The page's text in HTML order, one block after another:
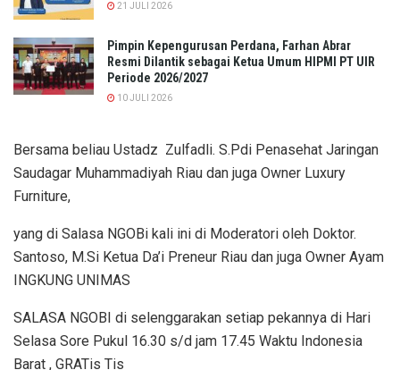
21 JULI 2026
Pimpin Kepengurusan Perdana, Farhan Abrar
Resmi Dilantik sebagai Ketua Umum HIPMI PT UIR
Periode 2026/2027
10 JULI 2026
Bersama beliau Ustadz Zulfadli. S.Pdi Penasehat Jaringan
Saudagar Muhammadiyah Riau dan juga Owner Luxury
Furniture,
yang di Salasa NGOBi kali ini di Moderatori oleh Doktor.
Santoso, M.Si Ketua Da’i Preneur Riau dan juga Owner Ayam
INGKUNG UNIMAS
SALASA NGOBI di selenggarakan setiap pekannya di Hari
Selasa Sore Pukul 16.30 s/d jam 17.45 Waktu Indonesia
Barat , GRATis Tis